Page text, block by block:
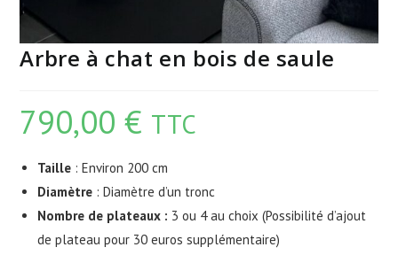
Arbre à chat en bois de saule
790,00€ TTC
Taille : Environ 200 cm
Diamètre : Diamètre d’un tronc
Nombre de plateaux : 3 ou 4 au choix (Possibilité d’ajout
de plateau pour 30 euros supplémentaire)